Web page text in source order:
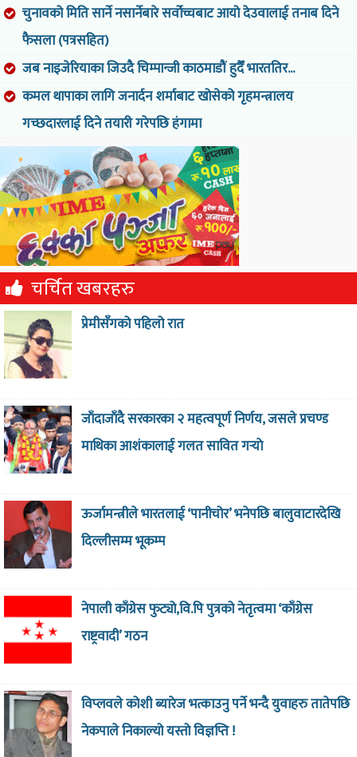
चुनावको मिति सार्ने नसार्नेबारे सर्वोच्चबाट आयो देउवालाई तनाब दिने
फैसला (पत्रसहित)
जब नाइजेरियाका जिउदै चिम्पान्जी काठमाडौं हुदैँ भारततिर...
कमल थापाका लागि जनार्दन शर्माबाट खोसेको गृहमन्त्रालय
गच्छदारलाई दिने तयारी गरेपछि हंगामा
चर्चित खबरहरु
प्रेमीसँगको पहिलो रात
जाँदाजाँदै सरकारका २ महत्वपूर्ण निर्णय, जसले प्रचण्ड
माथिका आशंकालाई गलत सावित गर्‍याे
ऊर्जामन्त्रीले भारतलाई ‘पानीचोर’ भनेपछि बालुवाटारदेखि
दिल्लीसम्म भूकम्प
नेपाली काँग्रेस फुट्यो,वि.पि पुत्रको नेतृत्वमा ‘काँग्रेस
राष्ट्रवादी’ गठन
विप्लवले कोशी ब्यारेज भत्काउनु पर्ने भन्दै युवाहरु तातेपछि
नेकपाले निकाल्यो यस्तो विज्ञप्ति !